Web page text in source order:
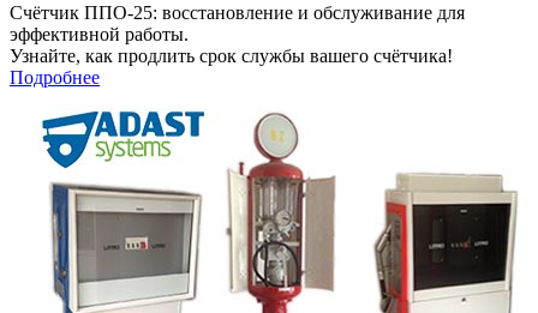
Счётчик ППО-25: восстановление и обслуживание для
эффективной работы.
Узнайте, как продлить срок службы вашего счётчика!
Подробнее